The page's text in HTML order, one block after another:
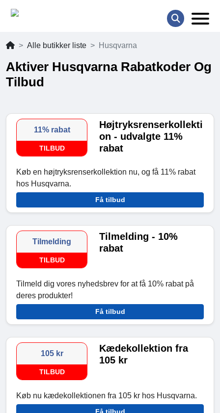
Alle butikker liste Husqvarna
Aktiver Husqvarna Rabatkoder Og
Tilbud
11% rabat
TILBUD
Højtryksrenserkollekti
on - udvalgte 11%
rabat
Køb en højtryksrenserkollektion nu, og få 11% rabat
hos Husqvarna.
Få tilbud
Tilmelding
TILBUD
Tilmelding - 10%
rabat
Tilmeld dig vores nyhedsbrev for at få 10% rabat på
deres produkter!
Få tilbud
105 kr
TILBUD
Kædekollektion fra
105 kr
Køb nu kædekollektionen fra 105 kr hos Husqvarna.